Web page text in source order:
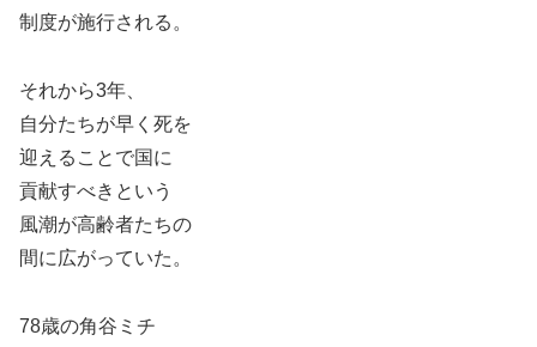
制度が施行される。
それから3年、
自分たちが早く死を
迎えることで国に
貢献すべきという
風潮が高齢者たちの
間に広がっていた。
78歳の角谷ミチ